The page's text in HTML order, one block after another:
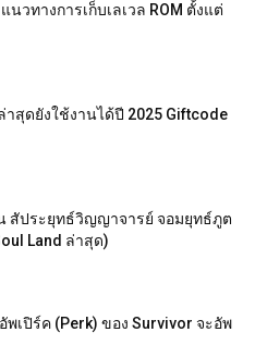
นวทางการเก็บเลเวล ROM ตั้งแต่
าสุดยังใช้งานได้ปี 2025 Giftcode
สัประยุทธ์วิญญาจารย์ จอมยุทธ์ภูต
Land ล่าสุด)
พเปิร์ค (Perk) ของ Survivor จะอัพ